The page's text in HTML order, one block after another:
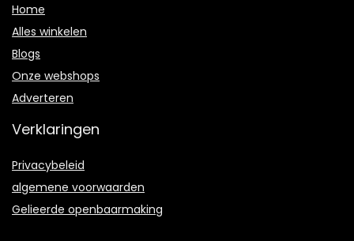
Home
Alles winkelen
Blogs
Onze webshops
Adverteren
Verklaringen
Privacybeleid
algemene voorwaarden
Gelieerde openbaarmaking